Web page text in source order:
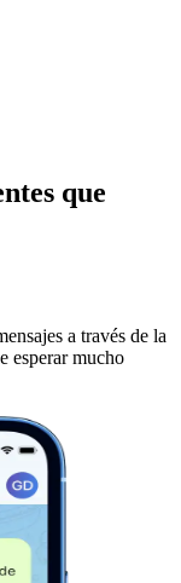
que
a través de la
esperar mucho